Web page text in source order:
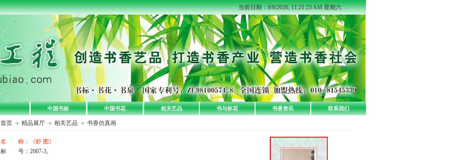
当前日期：8/8/2026, 11:21:24 AM 星期六
中国书标 中国书花 相关艺品 书与标花 书香资讯 联系我们
首页 精品展厅 相关艺品 书香仿真画
名 称：《虾 图》
标 号：2007-3,